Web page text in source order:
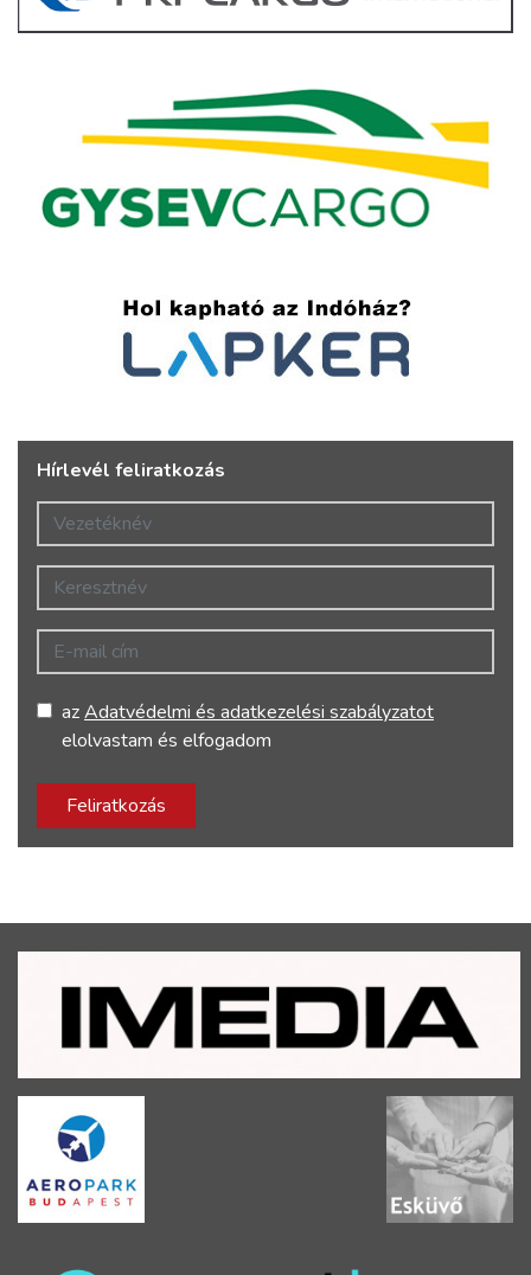
Hírlevél feliratkozás
Vezetéknév
Keresztnév
E-mail cím
azAdatvédelmi és adatkezelési szabályzatot
elolvastam és elfogadom
Feliratkozás